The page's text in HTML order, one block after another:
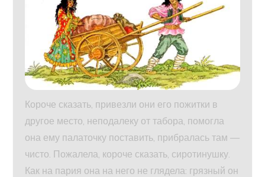
Короче сказать, привезли они его пожитки в
другое место, неподалеку от табора, помогла
она ему палаточку поставить, прибралась там —
чисто. Пожалела, короче сказать, сиротинушку.
Как на пария она на него не глядела: грязный он